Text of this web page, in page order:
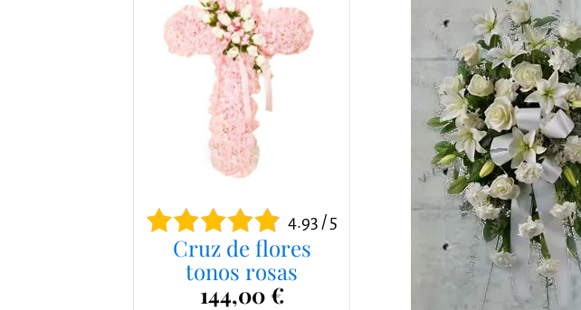
4.93 / 5
Cruz de flores
tonos rosas
144,00 €